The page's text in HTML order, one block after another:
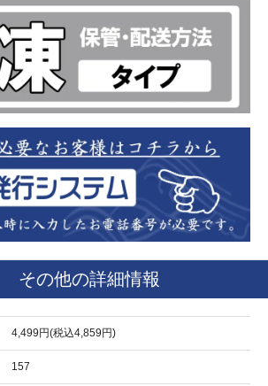
その他の詳細情報
4,499円(税込4,859円)
157